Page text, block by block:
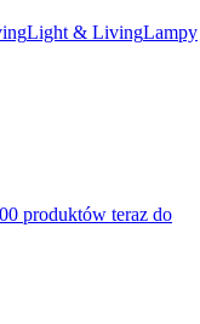
Light & LivingLampy
produktów teraz do